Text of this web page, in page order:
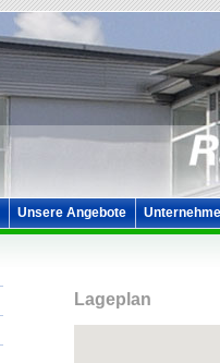
Unsere Angebote
Lageplan